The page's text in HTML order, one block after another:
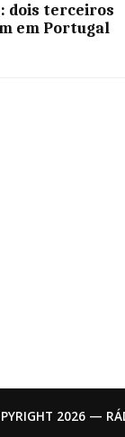
dois terceiros
em Portugal
2026 —